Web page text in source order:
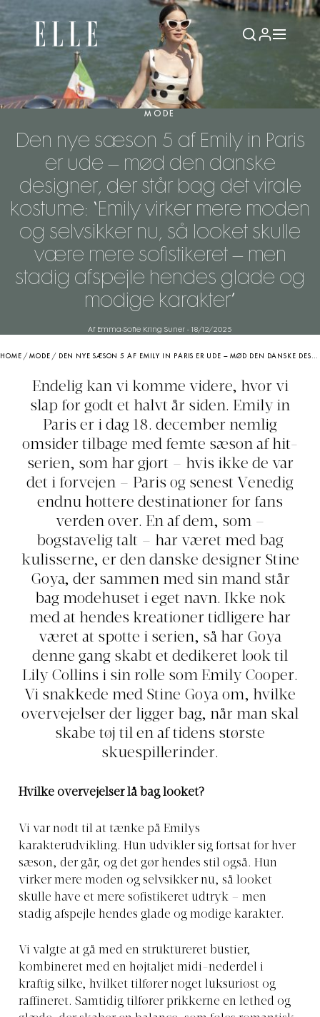
MODE
Den nye sæson 5 af Emily in Paris
er ude – mød den danske
designer, der står bag det virale
kostume: “Emily virker mere moden
og selvsikker nu, så looket skulle
være mere sofistikeret – men
stadig afspejle hendes glade og
modige karakter”
Af Emma-Sofie Kring Suner - 18/12/2025
HOME /MODE / DEN NYE SÆSON 5 AF EMILY IN PARIS ER UDE – MØD DEN DANSKE DESIGNER, DER STÅR BAG DET VIRALE KOSTUME: “EMILY VIRKER MERE MODEN OG SELVSIKKER NU, SÅ LOOKET SKULLE VÆRE MERE SOFISTIKERET – MEN STADIG AFSPEJLE HENDES GLADE OG MODIGE KARAKTER”
Endelig kan vi komme videre, hvor vi
slap for godt et halvt år siden. Emily in
Paris er i dag 18. december nemlig
omsider tilbage med femte sæson af hit-
serien, som har gjort – hvis ikke de var
det i forvejen – Paris og senest Venedig
endnu hottere destinationer for fans
verden over. En af dem, som –
bogstavelig talt – har været med bag
kulisserne, er den danske designer Stine
Goya, der sammen med sin mand står
bag modehuset i eget navn. Ikke nok
med at hendes kreationer tidligere har
været at spotte i serien, så har Goya
denne gang skabt et dedikeret look til
Lily Collins i sin rolle som Emily Cooper.
Vi snakkede med Stine Goya om, hvilke
overvejelser der ligger bag, når man skal
skabe tøj til en af tidens største
skuespillerinder.
Hvilke overvejelser lå bag looket?
Vi var nødt til at tænke på Emilys
karakterudvikling. Hun udvikler sig fortsat for hver
sæson, der går, og det gør hendes stil også. Hun
virker mere moden og selvsikker nu, så looket
skulle have et mere sofistikeret udtryk – men
stadig afspejle hendes glade og modige karakter.
Vi valgte at gå med en struktureret bustier,
kombineret med en højtaljet midi-nederdel i
kraftig silke, hvilket tilfører noget luksuriøst og
raffineret. Samtidig tilfører prikkerne en lethed og